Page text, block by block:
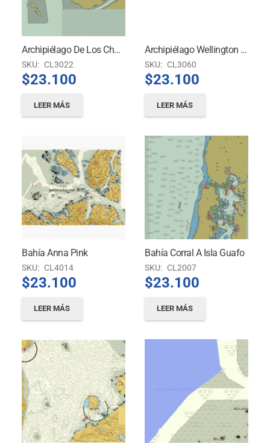
Archipiélago De Los Chonos, Canales Oceánicos
SKU: CL3022
$23.100
LEER MÁS
Archipiélago Wellington – Canal Fallos – Isla Bynoe A Isla Knorr Y Angostura Alemana
SKU: CL3060
$23.100
LEER MÁS
Bahía Anna Pink
SKU: CL4014
$23.100
LEER MÁS
Bahía Corral A Isla Guafo
SKU: CL2007
$23.100
LEER MÁS